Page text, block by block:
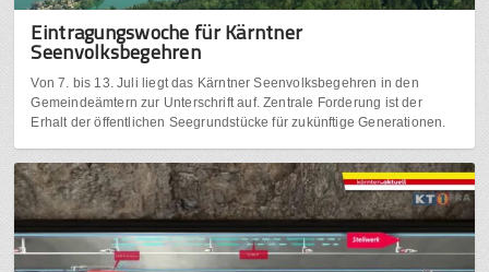
Eintragungswoche für Kärntner
Seenvolksbegehren
Von 7. bis 13. Juli liegt das Kärntner Seenvolksbegehren in den
Gemeindeämtern zur Unterschrift auf. Zentrale Forderung ist der
Erhalt der öffentlichen Seegrundstücke für zukünftige Generationen.